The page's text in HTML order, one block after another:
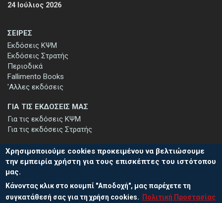
ΣΕΙΡΕΣ
Εκδόσεις ΚΨΜ
Εκδόσεις Στρατής
Περιοδικά
Fallimento Books
'Αλλες εκδόσεις
24 Ιούλιος 2026
ΓΙΑ ΤΙΣ ΕΚΔΟΣΕΙΣ ΜΑΣ
Για τις εκδόσεις ΚΨΜ
Για τις εκδόσεις Στρατής
ΕΓΓΡΑΦΗ ΣΤΟ ΕΝΗΜΕΡΩΤΙΚΟ ΔΕΛΤΙΟ
Μείνετε ενημερωμένοι για τις νέες εκδόσεις μας και τις εκδηλώσεις
μας - εγγραφείτε στο ενημερωτικό μας δελτίο.
Χρησιμοποιούμε cookies προκειμένου να βελτιώσουμε
την εμπειρία χρήστη για τους επισκέπτες του ιστότοπου
μας.
Κάνοντας κλικ στο κουμπί "Αποδοχή", μας παρέχετε τη
συγκατάθεσή σας για τη χρήση cookies.
Πολιτική Προστασίας